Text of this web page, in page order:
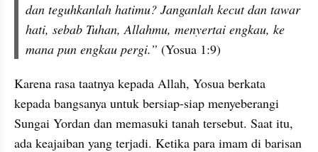
dan teguhkanlah hatimu? Janganlah kecut dan tawar
hati, sebab Tuhan, Allahmu, menyertai engkau, ke
mana pun engkau pergi.” (Yosua 1:9)
Karena rasa taatnya kepada Allah, Yosua berkata
kepada bangsanya untuk bersiap-siap menyeberangi
Sungai Yordan dan memasuki tanah tersebut. Saat itu,
ada keajaiban yang terjadi. Ketika para imam di barisan